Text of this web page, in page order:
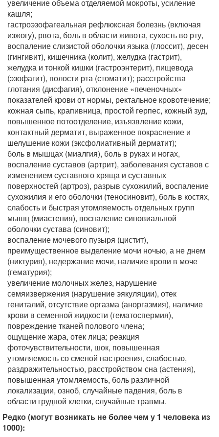
увеличение объема отделяемой мокроты, усиление
кашля;
гастроэзофагеальная рефлюксная болезнь (включая
изжогу), рвота, боль в области живота, сухость во рту,
воспаление слизистой оболочки языка (глоссит), десен
(гингивит), кишечника (колит), желудка (гастрит),
желудка и тонкой кишки (гастроэнтерит), пищевода
(эзофагит), полости рта (стоматит); расстройства
глотания (дисфагия), отклонение «печеночных»
показателей крови от нормы, ректальное кровотечение;
кожная сыпь, крапивница, простой герпес, кожный зуд,
повышенное потоотделение, изъязвление кожи,
контактный дерматит, выраженное покраснение и
шелушение кожи (эксфолиативный дерматит);
боль в мышцах (миалгия), боль в руках и ногах,
воспаление суставов (артрит), заболевания суставов с
изменением суставного хряща и суставных
поверхностей (артроз), разрыв сухожилий, воспаление
сухожилия и его оболочки (теносиновит), боль в костях,
слабость и быстрая утомляемость отдельных групп
мышц (миастения), воспаление синовиальной
оболочки сустава (синовит);
воспаление мочевого пузыря (цистит),
преимущественное выделение мочи ночью, а не днем
(никтурия), недержание мочи, наличие крови в моче
(гематурия);
увеличение молочных желез, нарушение
семяизвержения (нарушение эякуляции), отек
гениталий, отсутствие оргазма (аноргазмия), наличие
крови в семенной жидкости (гематоспермия),
повреждение тканей полового члена;
ощущение жара, отек лица; реакция
фоточувствительности, шок, повышенная
утомляемость со сменой настроения, слабостью,
раздражительностью, расстройством сна (астения),
повышенная утомляемость, боль различной
локализации, озноб, случайные падения, боль в
области грудной клетки, случайные травмы.
Редко (могут возникать не более чем у 1 человека из
1000):